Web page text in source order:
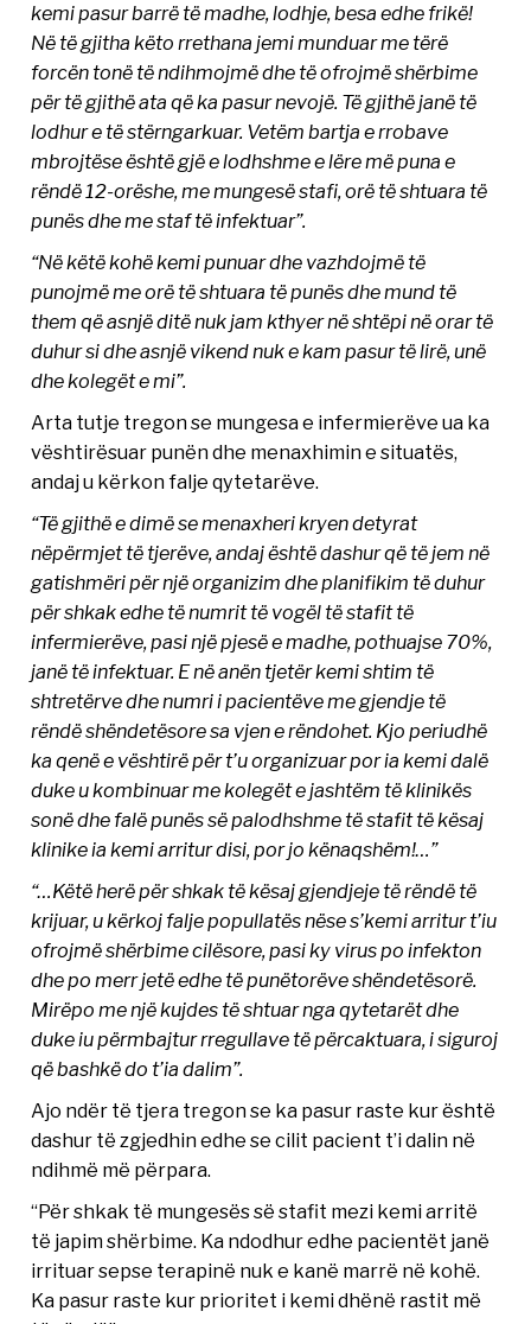
kemi pasur barrë të madhe, lodhje, besa edhe frikë!
Në të gjitha këto rrethana jemi munduar me tërë
forcën tonë të ndihmojmë dhe të ofrojmë shërbime
për të gjithë ata që ka pasur nevojë. Të gjithë janë të
lodhur e të stërngarkuar. Vetëm bartja e rrobave
mbrojtëse është gjë e lodhshme e lëre më puna e
rëndë 12-orëshe, me mungesë stafi, orë të shtuara të
punës dhe me staf të infektuar”.
“Në këtë kohë kemi punuar dhe vazhdojmë të
punojmë me orë të shtuara të punës dhe mund të
them që asnjë ditë nuk jam kthyer në shtëpi në orar të
duhur si dhe asnjë vikend nuk e kam pasur të lirë, unë
dhe kolegët e mi”.
Arta tutje tregon se mungesa e infermierëve ua ka
vështirësuar punën dhe menaxhimin e situatës,
andaj u kërkon falje qytetarëve.
“Të gjithë e dimë se menaxheri kryen detyrat
nëpërmjet të tjerëve, andaj është dashur që të jem në
gatishmëri për një organizim dhe planifikim të duhur
për shkak edhe të numrit të vogël të stafit të
infermierëve, pasi një pjesë e madhe, pothuajse 70%,
janë të infektuar. E në anën tjetër kemi shtim të
shtretërve dhe numri i pacientëve me gjendje të
rëndë shëndetësore sa vjen e rëndohet. Kjo periudhë
ka qenë e vështirë për t’u organizuar por ia kemi dalë
duke u kombinuar me kolegët e jashtëm të klinikës
sonë dhe falë punës së palodhshme të stafit të kësaj
klinike ia kemi arritur disi, por jo kënaqshëm!…”
“…Këtë herë për shkak të kësaj gjendjeje të rëndë të
krijuar, u kërkoj falje popullatës nëse s’kemi arritur t’iu
ofrojmë shërbime cilësore, pasi ky virus po infekton
dhe po merr jetë edhe të punëtorëve shëndetësorë.
Mirëpo me një kujdes të shtuar nga qytetarët dhe
duke iu përmbajtur rregullave të përcaktuara, i siguroj
që bashkë do t’ia dalim”.
Ajo ndër të tjera tregon se ka pasur raste kur është
dashur të zgjedhin edhe se cilit pacient t’i dalin në
ndihmë më përpara.
“Për shkak të mungesës së stafit mezi kemi arritë
të japim shërbime. Ka ndodhur edhe pacientët janë
irrituar sepse terapinë nuk e kanë marrë në kohë.
Ka pasur raste kur prioritet i kemi dhënë rastit më